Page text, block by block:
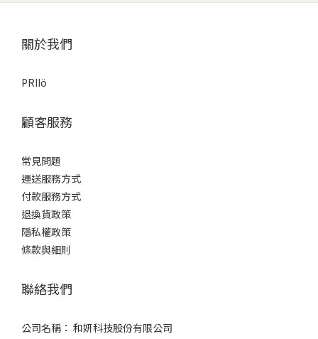
關於我們
PRIIö
顧客服務
常見問題
運送服務方式
付款服務方式
退換貨政策
隱私權政策
條款與細則
聯絡我們
公司名稱： 和妍科技股份有限公司